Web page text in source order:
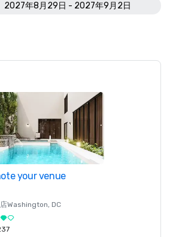
2027年8月29日 - 2027年9月2日
your venue
Washington, DC